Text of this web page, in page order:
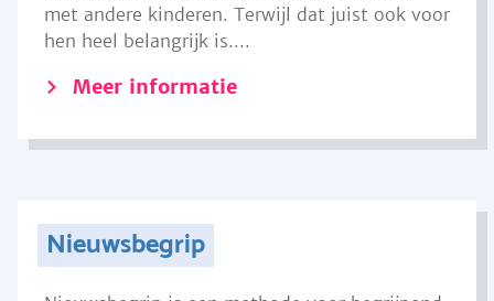
met andere kinderen. Terwijl dat juist ook voor
hen heel belangrijk is....
Meer informatie
Nieuwsbegrip